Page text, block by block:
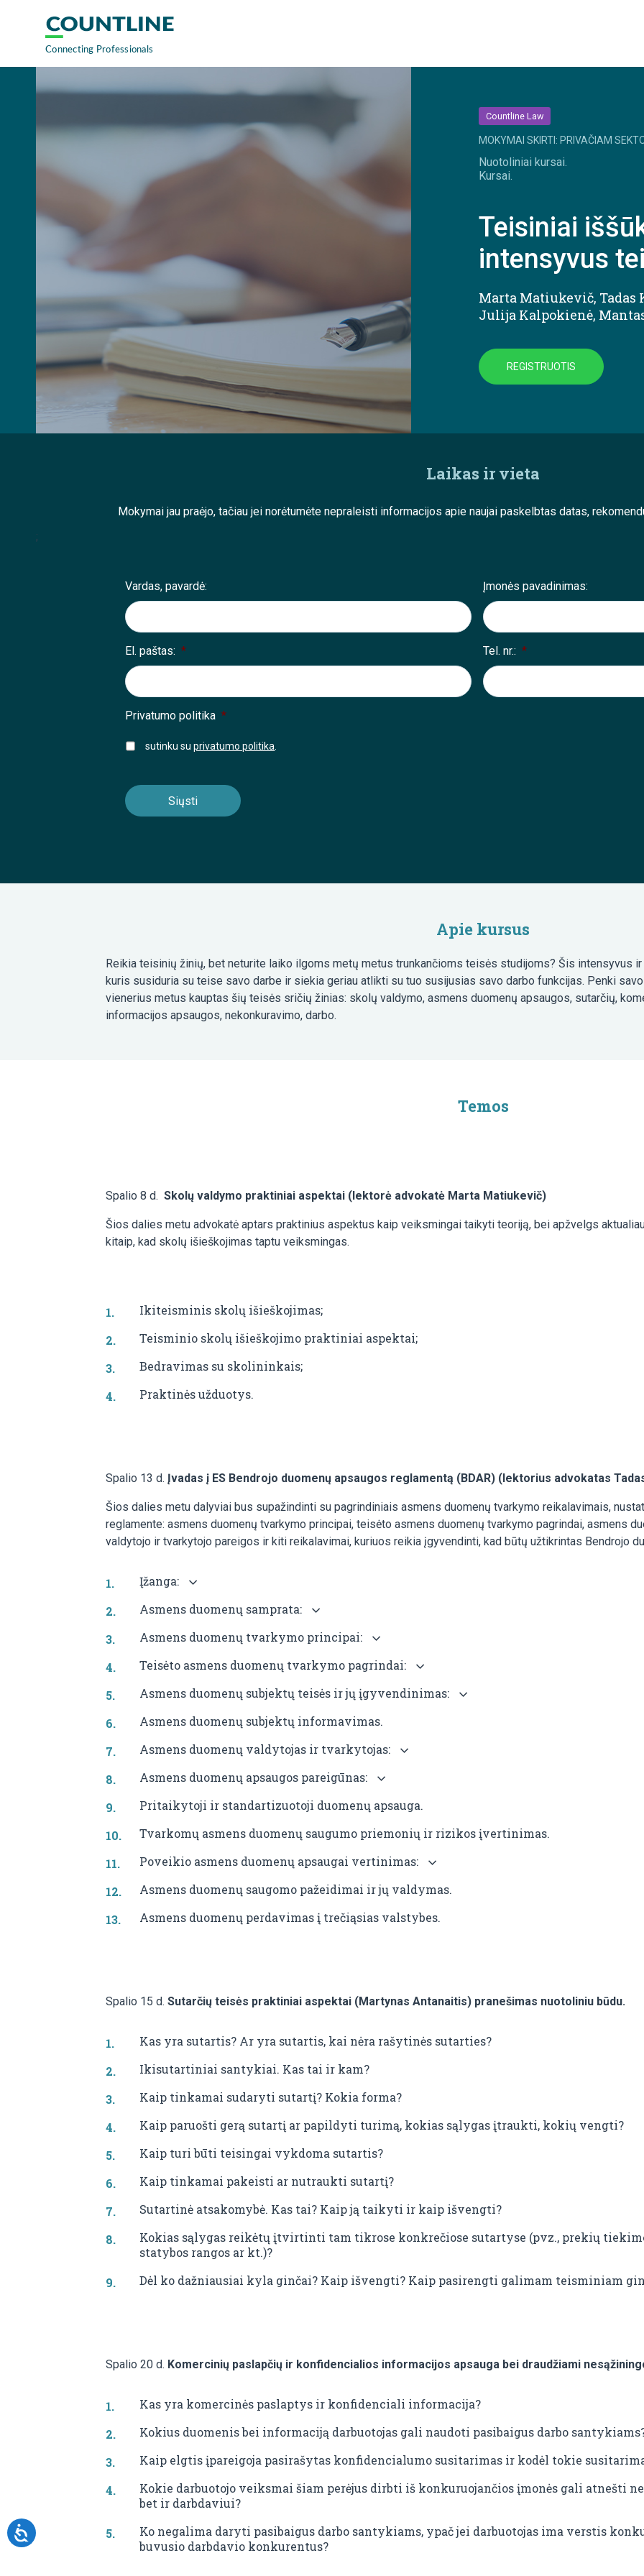
Countline Law
MOKYMAI SKIRTI: PRIVAČIAM
Nuotoliniai kursai.
Kursai.
Teisiniai
intensyvus
Marta Matiukevič, Tadas
Julija Kalpokienė,
REGISTRUOTIS
Laikas ir vieta
Mokymai jau praėjo, tačiau jei norėtumėte nepraleisti informacijos apie naujai paskelbtas datas,
;
Vardas, pavardė: Įmonės pavadinimas:
El. paštas: * Tel. nr.: *
Privatumo politika *
sutinku suprivatumo politika
Apie kursus
Reikia teisinių žinių, bet neturite laiko ilgoms metų metus trunkančioms teisės studijoms? Šis intensyvus
kuris susiduria su teise savo darbe ir siekia geriau atlikti su tuo susijusias savo darbo funkcijas. Penki
vienerius metus kauptas šių teisės sričių žinias: skolų valdymo, asmens duomenų apsaugos, sutarčių,
informacijos apsaugos, nekonkuravimo, darbo.
Temos
Spalio 8 d. Skolų valdymo praktiniai aspektai (lektorė advokatė Marta Matiukevič)
Šios dalies metu advokatė aptars praktinius aspektus kaip veiksmingai taikyti teoriją, bei apžvelgs
kitaip, kad skolų išieškojimas taptu veiksmingas.
Ikiteisminis skolų išieškojimas;
Teisminio skolų išieškojimo praktiniai aspektai;
Bedravimas su skolininkais;
Praktinės užduotys.
Spalio 13 d. Įvadas į ES Bendrojo duomenų apsaugos reglamentą (BDAR) (lektorius advokatas
Šios dalies metu dalyviai bus supažindinti su pagrindiniais asmens duomenų tvarkymo reikalavimais,
reglamente: asmens duomenų tvarkymo principai, teisėto asmens duomenų tvarkymo pagrindai, asmens
valdytojo ir tvarkytojo pareigos ir kiti reikalavimai, kuriuos reikia įgyvendinti, kad būtų užtikrintas Bendrojo
Įžanga:
Asmens duomenų samprata:
Asmens duomenų tvarkymo principai:
Teisėto asmens duomenų tvarkymo pagrindai:
Asmens duomenų subjektų teisės ir jų įgyvendinimas:
Asmens duomenų subjektų informavimas.
Asmens duomenų valdytojas ir tvarkytojas:
Asmens duomenų apsaugos pareigūnas:
Pritaikytoji ir standartizuotoji duomenų apsauga.
Tvarkomų asmens duomenų saugumo priemonių ir rizikos įvertinimas.
Poveikio asmens duomenų apsaugai vertinimas:
Asmens duomenų saugomo pažeidimai ir jų valdymas.
Asmens duomenų perdavimas į trečiąsias valstybes.
Spalio 15 d. Sutarčių teisės praktiniai aspektai (Martynas Antanaitis) pranešimas nuotoliniu būdu.
Kas yra sutartis? Ar yra sutartis, kai nėra rašytinės sutarties?
Ikisutartiniai santykiai. Kas tai ir kam?
Kaip tinkamai sudaryti sutartį? Kokia forma?
Kaip paruošti gerą sutartį ar papildyti turimą, kokias sąlygas įtraukti, kokių vengti?
Kaip turi būti teisingai vykdoma sutartis?
Kaip tinkamai pakeisti ar nutraukti sutartį?
Sutartinė atsakomybė. Kas tai? Kaip ją taikyti ir kaip išvengti?
Kokias sąlygas reikėtų įtvirtinti tam tikrose konkrečiose sutartyse (pvz., prekių
statybos rangos ar kt.)?
Dėl ko dažniausiai kyla ginčai? Kaip išvengti? Kaip pasirengti galimam teisminiam
Spalio 20 d. Komercinių paslapčių ir konfidencialios informacijos apsauga bei draudžiami
Kas yra komercinės paslaptys ir konfidenciali informacija?
Kokius duomenis bei informaciją darbuotojas gali naudoti pasibaigus darbo
Kaip elgtis įpareigoja pasirašytas konfidencialumo susitarimas ir kodėl tokie
Kokie darbuotojo veiksmai šiam perėjus dirbti iš konkuruojančios įmonės gali atnešti
bet ir darbdaviui?
Ko negalima daryti pasibaigus darbo santykiams, ypač jei darbuotojas ima verstis
buvusio darbdavio konkurentus?